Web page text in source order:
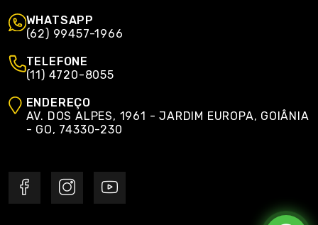
WHATSAPP
(62) 99457-1966
TELEFONE
(11) 4720-8055
ENDEREÇO
AV. DOS ALPES, 1961 - JARDIM EUROPA, GOIÂNIA
- GO, 74330-230